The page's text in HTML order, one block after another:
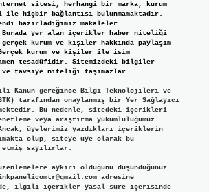
sitesi, herhangi bir marka, kurum
ile hiçbir bağlantısı bulunmamaktadır.
hazırladığımız makaleler
Burada yer alan içerikler haber niteliği
gerçek kurum ve kişiler hakkında paylaşım
Gerçek kurum ve kişiler ile isim
tesadüfidir. Sitemizdeki bilgiler
tavsiye niteliği taşımazlar.
Kanun gereğince Bilgi Teknolojileri ve
tarafından onaylanmış bir Yer Sağlayıcı
Bu nedenle, sitedeki içerikleri
veya araştırma yükümlülüğümüz
Ancak, üyelerimiz yazdıkları içeriklerin
olup, siteye üye olarak bu
etmiş sayılırlar.
aykırı olduğunu düşündüğünüz
adresine
ilgili içerikler yasal süre içerisinde